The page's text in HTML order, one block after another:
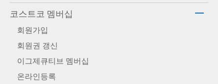
코스트코 멤버십
회원가입
회원권 갱신
이그제큐티브 멤버십
온라인등록